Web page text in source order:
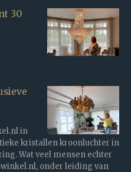
30
in
kristallen kroonluchter in
Wat veel mensen echter
onder leiding van